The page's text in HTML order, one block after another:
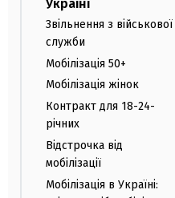
Україні
Звільнення з військової
служби
Мобілізація 50+
Мобілізація жінок
Контракт для 18-24-
річних
Відстрочка від
мобілізації
Мобілізація в Україні: